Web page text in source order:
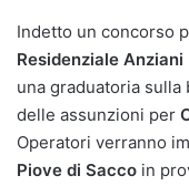
Indetto un concorso
Residenziale Anziani
una graduatoria
delle assunzioni per
Operatori verranno
Piove di Sacco in